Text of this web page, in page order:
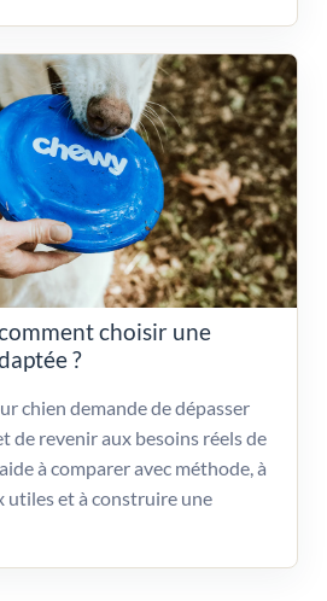
choisir une
?
chien demande de dépasser
de revenir aux besoins réels de
à comparer avec méthode, à
utiles et à construire une